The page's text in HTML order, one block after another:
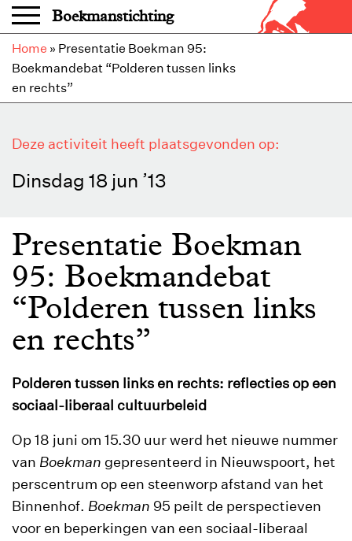
Overslaan en naar de inhoud gaan
Boekmanstichting
Home » Presentatie Boekman 95:
Boekmandebat “Polderen tussen links
en rechts”
Deze activiteit heeft plaatsgevonden op:
Dinsdag 18 jun ’13
Presentatie Boekman
95: Boekmandebat
“Polderen tussen links
en rechts”
Polderen tussen links en rechts: reflecties op een
sociaal-liberaal cultuurbeleid
Op 18 juni om 15.30 uur werd het nieuwe nummer
van Boekman gepresenteerd in Nieuwspoort, het
perscentrum op een steenworp afstand van het
Binnenhof. Boekman 95 peilt de perspectieven
voor en beperkingen van een sociaal-liberaal